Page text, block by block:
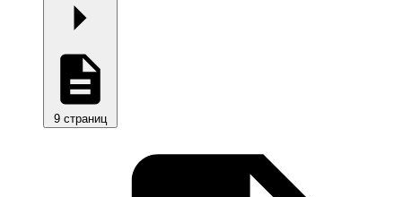
9 страниц